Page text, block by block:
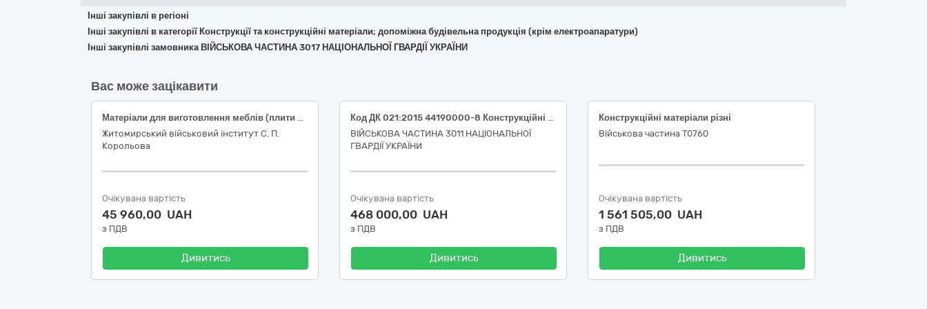
Інші закупівлі в регіоні
Інші закупівлі в категорії Конструкції та конструкційні матеріали; допоміжна будівельна продукція (крім електроапаратури)
Інші закупівлі замовника ВІЙСЬКОВА ЧАСТИНА 3017 НАЦІОНАЛЬНОЇ ГВАРДІЇ УКРАЇНИ
Вас може зацікавити
Матеріали для виготовлення меблів (плити ЛДСП)
Житомирський військовий інститут С. П.
Корольова
Очікувана вартість
45 960,00 UAH
з ПДВ
Дивитись
Код ДК 021:2015 44190000-8 Конструкційні матеріали різні (Код ДК 021:2015 44191400-9 плита ОСБ)
ВІЙСЬКОВА ЧАСТИНА 3011 НАЦІОНАЛЬНОЇ
ГВАРДІЇ УКРАЇНИ
Очікувана вартість
468 000,00 UAH
з ПДВ
Дивитись
Конструкційні матеріали різні
Військова частина Т0760
Очікувана вартість
1 561 505,00 UAH
з ПДВ
Дивитись